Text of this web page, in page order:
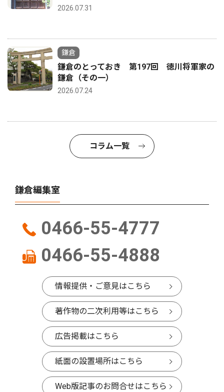
2026.07.31
鎌倉
鎌倉のとっておき 第197回 徳川将軍家の
鎌倉（その一）
2026.07.24
コラム一覧
鎌倉編集室
0466-55-4777
0466-55-4888
情報提供・ご意見はこちら
著作物の二次利用等はこちら
広告掲載はこちら
紙面の設置場所はこちら
Web版記事のお問合せはこちら